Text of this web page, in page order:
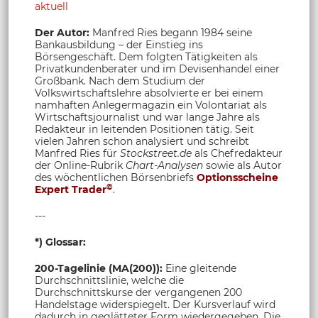
aktuell
Der Autor: Manfred Ries begann 1984 seine
Bankausbildung – der Einstieg ins
Börsengeschäft. Dem folgten Tätigkeiten als
Privatkundenberater und im Devisenhandel einer
Großbank. Nach dem Studium der
Volkswirtschaftslehre absolvierte er bei einem
namhaften Anlegermagazin ein Volontariat als
Wirtschaftsjournalist und war lange Jahre als
Redakteur in leitenden Positionen tätig. Seit
vielen Jahren schon analysiert und schreibt
Manfred Ries für Stockstreet.de als Chefredakteur
der Online-Rubrik Chart-Analysen sowie als Autor
des wöchentlichen Börsenbriefs Optionsscheine
Expert Trader©.
---
*) Glossar:
200-Tagelinie (MA(200)): Eine gleitende
Durchschnittslinie, welche die
Durchschnittskurse der vergangenen 200
Handelstage widerspiegelt. Der Kursverlauf wird